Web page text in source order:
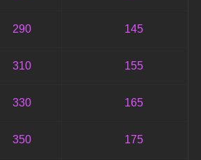
290 145
310 155
330 165
350 175